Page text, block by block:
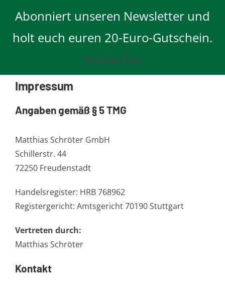
Abonniert unseren Newsletter und
holt euch euren 20-Euro-Gutschein.
Verwerfen
content
Impressum
Angaben gemäß § 5 TMG
Matthias Schröter GmbH
Schillerstr. 44
72250 Freudenstadt
Handelsregister: HRB 768962
Registergericht: Amtsgericht 70190 Stuttgart
Vertreten durch:
Matthias Schröter
Kontakt